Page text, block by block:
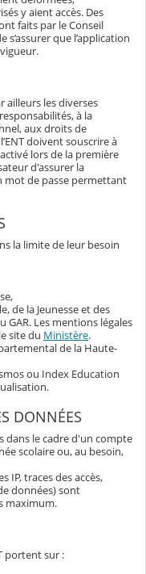
y aient accès. Des
faits par le Conseil
que l’application
ailleurs les diverses
à la
aux droits de
doivent souscrire à
lors de la première
d'assurer la
de passe permettant
la limite de leur besoin
de la Jeunesse et des
Les mentions légales
site du Ministère.
de la Haute-
ou Index Education
DONNÉES
dans le cadre d'un compte
scolaire ou, au besoin,
IP, traces des accès,
données) sont
maximum.
portent sur :